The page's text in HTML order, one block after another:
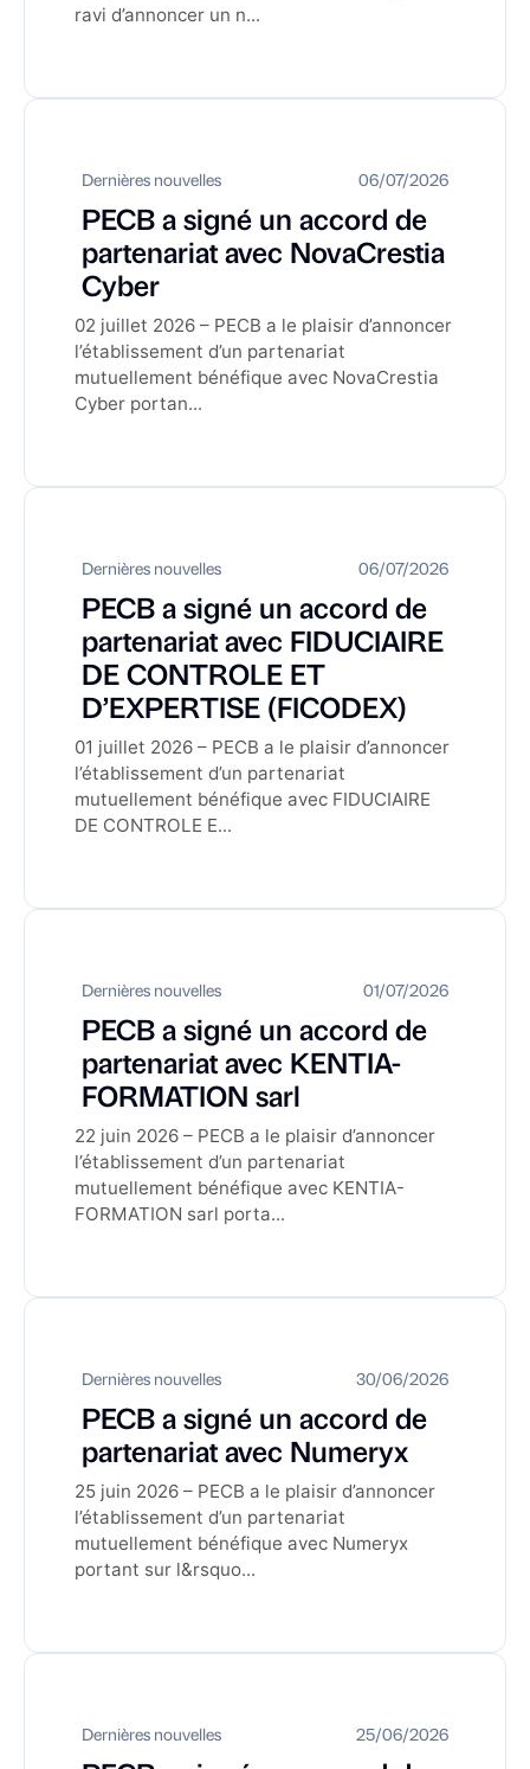
ravi d’annoncer un n...
Dernières nouvelles 06/07/2026
PECB a signé un accord de
partenariat avec NovaCrestia
Cyber
02 juillet 2026 – PECB a le plaisir d’annoncer
l’établissement d’un partenariat
mutuellement bénéfique avec NovaCrestia
Cyber portan...
Dernières nouvelles 06/07/2026
PECB a signé un accord de
partenariat avec FIDUCIAIRE
DE CONTROLE ET
D’EXPERTISE (FICODEX)
01 juillet 2026 – PECB a le plaisir d’annoncer
l’établissement d’un partenariat
mutuellement bénéfique avec FIDUCIAIRE
DE CONTROLE E...
Dernières nouvelles 01/07/2026
PECB a signé un accord de
partenariat avec KENTIA-
FORMATION sarl
22 juin 2026 – PECB a le plaisir d’annoncer
l’établissement d’un partenariat
mutuellement bénéfique avec KENTIA-
FORMATION sarl porta...
Dernières nouvelles 30/06/2026
PECB a signé un accord de
partenariat avec Numeryx
25 juin 2026 – PECB a le plaisir d’annoncer
l’établissement d’un partenariat
mutuellement bénéfique avec Numeryx
portant sur l&rsquo...
Dernières nouvelles 25/06/2026